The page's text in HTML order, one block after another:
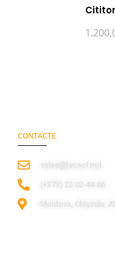
Cititor
CONTACTE
sales@tecsol.md
‎(+373) 22 02-44-66
Moldova, Chișinău,